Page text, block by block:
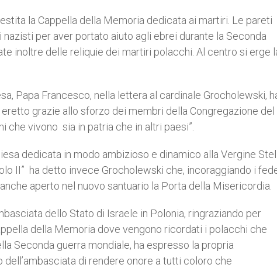
la Cappella della Memoria dedicata ai martiri. Le pareti
per aver portato aiuto agli ebrei durante la Seconda
inoltre delle reliquie dei martiri polacchi. Al centro si erge
Papa Francesco, nella lettera al cardinale Grocholewski,
grazie allo sforzo dei membri della Congregazione del
vivono sia in patria che in altri paesi”.
dedicata in modo ambizioso e dinamico alla Vergine
II” ha detto invece Grocholewski che, incoraggiando i
aperto nel nuovo santuario la Porta della Misericordia.
dello Stato di Israele in Polonia, ringraziando per
della Memoria dove vengono ricordati i polacchi che
Seconda guerra mondiale, ha espresso la propria
di rendere onore a tutti coloro che